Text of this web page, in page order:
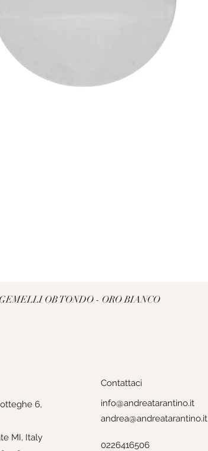
OB TONDO - ORO BIANCO
6,
MI, Italy
Contattaci
info@andreatarantino.it
andrea@andreatarantino.it
0226416506